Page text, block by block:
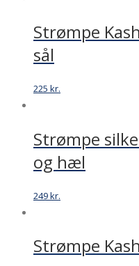
Strømpe
sål
225 kr.
Strømpe
og hæl
249kr.
Strømpe